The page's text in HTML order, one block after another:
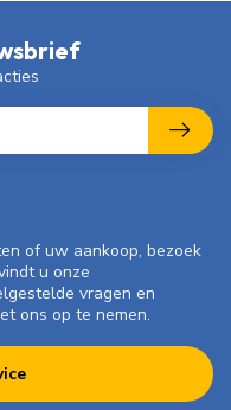
of uw aankoop, bezoek
u onze
vragen en
ons op te nemen.